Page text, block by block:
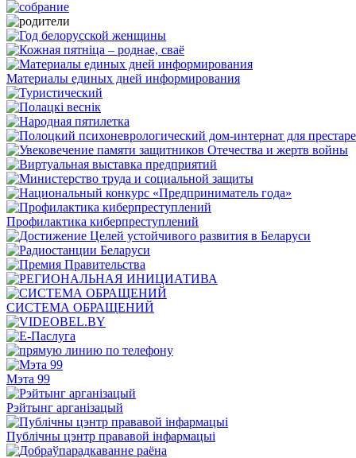
Материалы единых дней информирования
Профилактика киберпреступлений
СИСТЕМА ОБРАЩЕНИЙ
Мэта 99
Рэйтынг арганізацый
Публічны цэнтр прававой інфармацыі